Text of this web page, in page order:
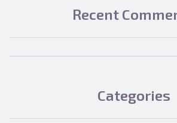
Recent
Categories